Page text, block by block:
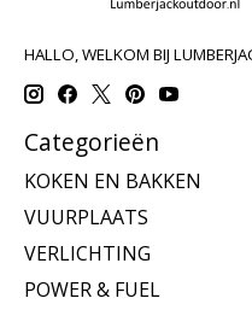
HALLO, WELKOM BIJ
Categorieën
KOKEN EN BAKKEN
VUURPLAATS
VERLICHTING
POWER & FUEL